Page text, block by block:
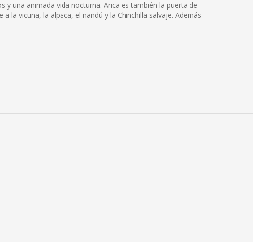
y una animada vida nocturna. Arica es también la puerta de
la vicuña, la alpaca, el ñandú y la Chinchilla salvaje. Además